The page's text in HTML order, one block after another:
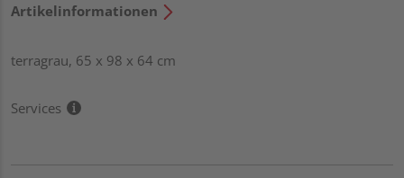
Artikelinformationen
terragrau, 65 x 98 x 64 cm
Services